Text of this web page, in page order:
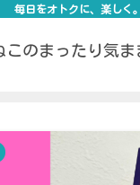
毎日をオトクに、楽しく。
このまったり気ま